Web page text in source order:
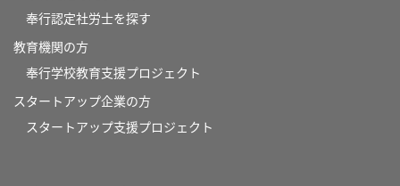
奉行認定社労士を探す
教育機関の方
奉⾏学校教育⽀援プロジェクト
スタートアップ企業の方
スタートアップ支援プロジェクト